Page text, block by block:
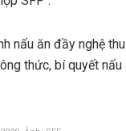
nấu ăn đầy nghệ
thức, bí quyết nấu